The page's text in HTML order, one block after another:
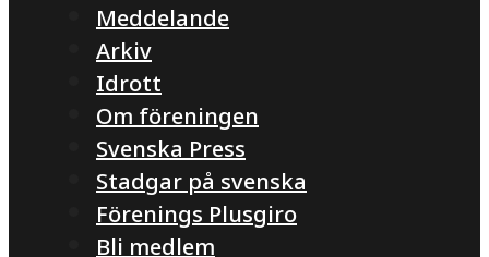
Meddelande
Arkiv
Idrott
Om föreningen
Svenska Press
Stadgar på svenska
Förenings Plusgiro